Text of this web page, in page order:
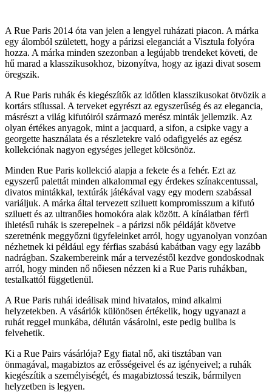
A Rue Paris 2014 óta van jelen a lengyel ruházati piacon. A márka
egy álomból született, hogy a párizsi eleganciát a Visztula folyóra
hozza. A márka minden szezonban a legújabb trendeket követi, de
hű marad a klasszikusokhoz, bizonyítva, hogy az igazi divat sosem
öregszik.
A Rue Paris ruhák és kiegészítők az időtlen klasszikusokat ötvözik a
kortárs stílussal. A terveket egyrészt az egyszerűség és az elegancia,
másrészt a világ kifutóiról származó merész minták jellemzik. Az
olyan értékes anyagok, mint a jacquard, a sifon, a csipke vagy a
georgette használata és a részletekre való odafigyelés az egész
kollekciónak nagyon egységes jelleget kölcsönöz.
Minden Rue Paris kollekció alapja a fekete és a fehér. Ezt az
egyszerű palettát minden alkalommal egy érdekes színakcentussal,
divatos mintákkal, textúrák játékával vagy egy modern szabással
variáljuk. A márka által tervezett sziluett kompromisszum a kifutó
sziluett és az ultranőies homokóra alak között. A kínálatban férfi
ihletésű ruhák is szerepelnek - a párizsi nők példáját követve
szeretnénk meggyőzni ügyfeleinket arról, hogy ugyanolyan vonzóan
nézhetnek ki például egy férfias szabású kabátban vagy egy lazább
nadrágban. Szakembereink már a tervezéstől kezdve gondoskodnak
arról, hogy minden nő nőiesen nézzen ki a Rue Paris ruhákban,
testalkattól függetlenül.
A Rue Paris ruhái ideálisak mind hivatalos, mind alkalmi
helyzetekben. A vásárlók különösen értékelik, hogy ugyanazt a
ruhát reggel munkába, délután vásárolni, este pedig buliba is
felvehetik.
Ki a Rue Pairs vásárlója? Egy fiatal nő, aki tisztában van
önmagával, magabiztos az erősségeivel és az igényeivel; a ruhák
kiegészítik a személyiségét, és magabiztossá teszik, bármilyen
helyzetben is legyen.